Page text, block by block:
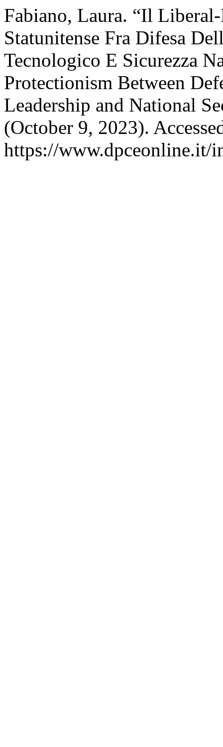
Fabiano, Laura. “Il
Statunitense Fra Difesa
Tecnologico E Sicurezza
Protectionism Between
Leadership and National
(October 9, 2023).
https://www.dpceonline.it/